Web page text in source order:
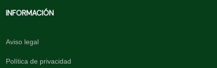
INFORMACIÓN
Aviso legal
Política de privacidad